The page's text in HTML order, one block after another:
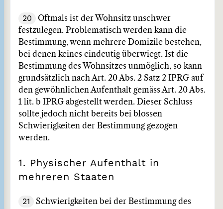
20
Oftmals ist der Wohnsitz unschwer
festzulegen. Problematisch werden kann die
Bestimmung, wenn mehrere Domizile bestehen,
bei denen keines eindeutig überwiegt. Ist die
Bestimmung des Wohnsitzes unmöglich, so kann
grundsätzlich nach Art. 20 Abs. 2 Satz 2 IPRG auf
den gewöhnlichen Aufenthalt gemäss Art. 20 Abs.
1 lit. b IPRG abgestellt werden. Dieser Schluss
sollte jedoch nicht bereits bei blossen
Schwierigkeiten der Bestimmung gezogen
werden.
1. Physischer Aufenthalt in
mehreren Staaten
21
Schwierigkeiten bei der Bestimmung des